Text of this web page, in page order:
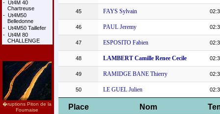
- Ut4M 40
Chartreuse
- Ut4M50
Belledonne
- Ut4M50 Taillefer
- Ut4M 80
CHALLENGE
�ruptions Piton de la
Fournaise
Place Nom
45 FAYS Sylvain
46 PAUL Jeremy
47 ESPOSITO Fabien
48 LAMBERT Camille Renee Cecile
49 RAMIDGE BANE Thierry
50 LE GUEL Julien